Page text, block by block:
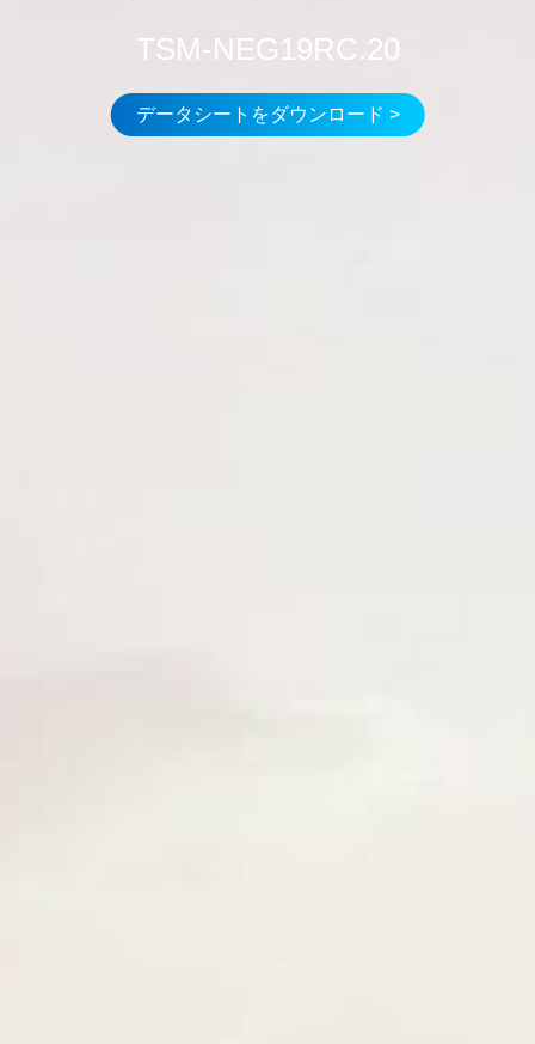
TSM-NEG19RC.20
データシートをダウンロード >